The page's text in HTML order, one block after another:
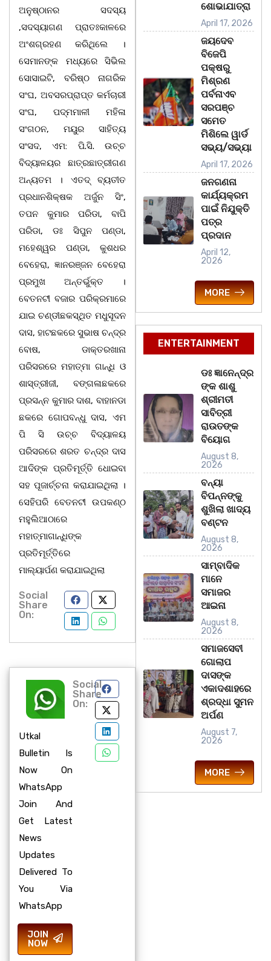
ଅନୁଷ୍ଠାନର ସଦସ୍ୟ
,ସଦସ୍ୟାଗଣ ପ୍ରାତଃକାଳରେ
ଅଂଶଗ୍ରହଣ କରିଥିଲେ ।
ସେମାନଙ୍କ ମଧ୍ୟରେ ସିଭିଲ
ସୋସାଇଟି, ବରିଷ୍ଠ ନାଗରିକ
ସଂଘ, ଅବସରପ୍ରାପ୍ତ କର୍ମଚାରୀ
ସଂଘ, ପଦ୍ମମାଳୀ ମହିଳା
ସଂଗଠନ, ମୟୁର ସାହିତ୍ୟ
ସଂସଦ, ଏମ: ପି.ସି. ଉଚ୍ଚ
ବିଦ୍ୟାଳୟର ଛାତ୍ରଛାତ୍ରୀଗଣ
ଅନ୍ୟତମ । ଏତଦ୍ ବ୍ୟତୀତ
ପ୍ରଧାନଶିକ୍ଷକ ଅର୍ଜୁନ ସିଂ,
ତପନ କୁମାର ପରିଡା, ବାପି
ପରିଡା, ଡଃ ସିପୁନ ପଣ୍ଡା,
ମହେଶ୍ୱର ପଣ୍ଡା, କୁଶଧର
ବେହେରା, ଜ୍ଞାନରଞ୍ଜନ ବେହେରା
ପ୍ରମୁଖ ଅନ୍ତର୍ଭୁକ୍ତ ।
ବେତନଟୀ ବଜାର ପରିକ୍ରମାରେ
ଯାଇ ଚଣ୍ଡୀଛକସ୍ଥିତ ମଧୁସୂଦନ
ଦାସ, ହାଟଛକରେ ସୁଭାଷ ଚନ୍ଦ୍ର
ବୋଷ, ଡାକ୍ତରଖାନା
ପରିସରରେ ମହାତ୍ମା ଗାନ୍ଧି ଓ
ଶାସ୍ତ୍ରୀଜୀ, ବଙ୍ଗଳାଛକରେ
ପ୍ରସନ୍ନ କୁମାର ଦାଶ, ବାହାନଡା
ଛକରେ ଗୋପବନ୍ଧୁ ଦାସ, ଏମ
ପି ସି ଉଚ୍ଚ ବିଦ୍ୟାଳୟ
ପରିସରରେ ଶରତ ଚନ୍ଦ୍ର ଦାସ
ଆଦିଙ୍କ ପ୍ରତିମୂର୍ତ୍ତି ଧୋଇବା
ସହ ପୂଜାର୍ଚ୍ଚନା କରାଯାଇଥିଲା ।
ସେହିପରି ବେତନଟୀ ଉପକଣ୍ଠ
ମହୁଲିଆଠାରେ
ମହାତ୍ମାଗାନ୍ଧିଙ୍କ
ପ୍ରତିମୂର୍ତ୍ତିରେ
ମାଲ୍ୟାର୍ପଣ କରାଯାଇଥିଲା
Social
Share
On:
Utkal
Bulletin Is
Now On
WhatsApp
Join And
Get Latest
News
Updates
Delivered To
You Via
WhatsApp
JOIN
NOW
Social
Share
On:
ଶୋଭାଯାତ୍ରା
April 17, 2026
ଜୟଦେବ
ବିଜେପି
ପକ୍ଷରୁ
ମିଶ୍ରଣ
ପର୍ବନାଏବ
ସରପଞ୍ଚ
ସମେତ
ମିଶିଲେ ୱାର୍ଡ
ସଭ୍ୟ/ସଭ୍ୟା
April 17, 2026
ଜନଗଣନା
କାର୍ଯ୍ୟକ୍ରମ
ପାଇଁ ନିଯୁକ୍ତି
ପତ୍ର
ପ୍ରଦାନ
April 12,
2026
MORE
ENTERTAINMENT
ଡଃ ଜ୍ଞାନେନ୍ଦ୍ର
ଙ୍କ ଶାଶୁ
ଶ୍ରୀମତୀ
ସାବିତ୍ରୀ
ରାଉତଙ୍କ
ବିୟୋଗ
August 8,
2026
ବନ୍ୟା
ବିପନ୍ନଙ୍କୁ
ଶୁଖିଲା ଖାଦ୍ୟ
ବଣ୍ଟନ
August 8,
2026
ସାମ୍ବାଦିକ
ମାନେ
ସମାଜର
ଆଇନା
August 8,
2026
ସମାଜସେବୀ
ଗୋଲାପ
ଦାସଙ୍କ
ଏକାଦଶାହରେ
ଶ୍ରଦ୍ଧା ସୁମନ
ଅର୍ପଣ
August 7,
2026
MORE